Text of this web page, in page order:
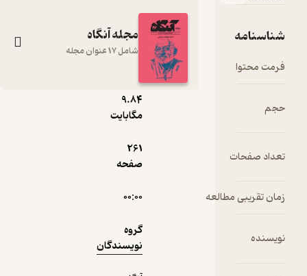
زندگی
داش آکل
بزرگ خاندان
پیکان
سوخته
شناسنامه
فرمت محتوا pdf
حجم
9.۸۴
مگابایت
تعداد صفحات
261
صفحه
زمان تقریبی مطالعه ۰۰:۰۰
نویسنده
گروه
نویسندگان
مجله آنگاه
شامل 17 عنوان مجله
آنگاه شماره 3
آنگاه